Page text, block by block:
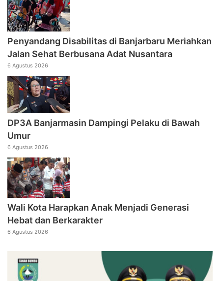
Penyandang Disabilitas di Banjarbaru Meriahkan
Jalan Sehat Berbusana Adat Nusantara
6 Agustus 2026
DP3A Banjarmasin Dampingi Pelaku di Bawah
Umur
6 Agustus 2026
Wali Kota Harapkan Anak Menjadi Generasi
Hebat dan Berkarakter
6 Agustus 2026